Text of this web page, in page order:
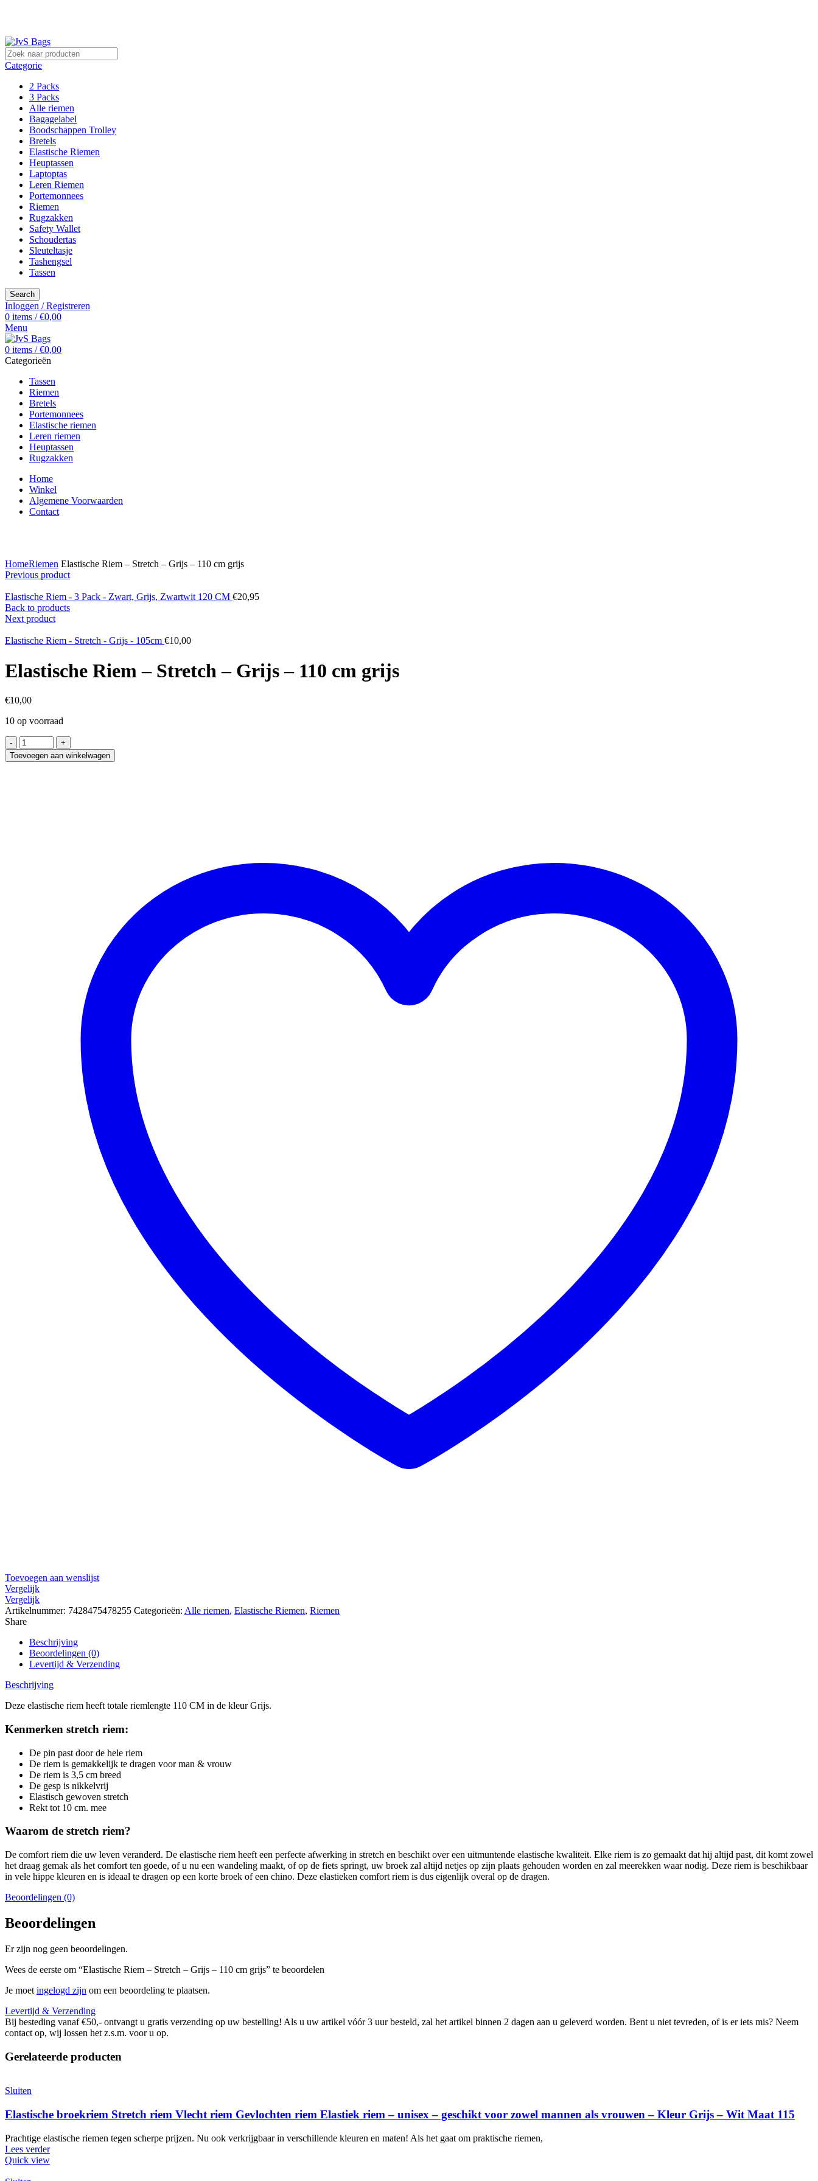
Categorie
2 Packs
3 Packs
Alle riemen
Bagagelabel
Boodschappen Trolley
Bretels
Elastische Riemen
Heuptassen
Laptoptas
Leren Riemen
Portemonnees
Riemen
Rugzakken
Safety Wallet
Schoudertas
Sleuteltasje
Tashengsel
Tassen
Search
Inloggen / Registreren
0 items / €0,00
Menu
0 items / €0,00
Categorieën
Tassen
Riemen
Bretels
Portemonnees
Elastische riemen
Leren riemen
Heuptassen
Rugzakken
Home
Winkel
Algemene Voorwaarden
Contact
HomeRiemen Elastische Riem – Stretch – Grijs – 110 cm grijs
Previous product
Elastische Riem - 3 Pack - Zwart, Grijs, Zwartwit 120 CM €20,95
Back to products
Next product
Elastische Riem - Stretch - Grijs - 105cm €10,00
Elastische Riem – Stretch – Grijs – 110 cm grijs
€10,00
10 op voorraad
Elastische
Riem
-
Toevoegen aan winkelwagen
Toevoegen aan wenslijst
Vergelijk
Vergelijk
Artikelnummer: 7428475478255 Categorieën: Alle riemen, Elastische Riemen, Riemen
Share
Beschrijving
Beoordelingen (0)
Levertijd & Verzending
Beschrijving
Deze elastische riem heeft totale riemlengte 110 CM in de kleur Grijs.
Kenmerken stretch riem:
De pin past door de hele riem
De riem is gemakkelijk te dragen voor man & vrouw
De riem is 3,5 cm breed
De gesp is nikkelvrij
Elastisch gewoven stretch
Rekt tot 10 cm. mee
Waarom de stretch riem?
De comfort riem die uw leven veranderd. De elastische riem heeft een perfecte afwerking in stretch en beschikt over een uitmuntende elastische kwaliteit. Elke riem is zo gemaakt dat hij altijd past, dit komt zowel
het draag gemak als het comfort ten goede, of u nu een wandeling maakt, of op de fiets springt, uw broek zal altijd netjes op zijn plaats gehouden worden en zal meerekken waar nodig. Deze riem is beschikbaar
in vele hippe kleuren en is ideaal te dragen op een korte broek of een chino. Deze elastieken comfort riem is dus eigenlijk overal op de dragen.
Beoordelingen (0)
Beoordelingen
Er zijn nog geen beoordelingen.
Wees de eerste om “Elastische Riem – Stretch – Grijs – 110 cm grijs” te beoordelen
Je moet ingelogd zijn om een beoordeling te plaatsen.
Levertijd & Verzending
Bij besteding vanaf €50,- ontvangt u gratis verzending op uw bestelling! Als u uw artikel vóór 3 uur besteld, zal het artikel binnen 2 dagen aan u geleverd worden. Bent u niet tevreden, of is er iets mis? Neem
contact op, wij lossen het z.s.m. voor u op.
Gerelateerde producten
Sluiten
Elastische broekriem Stretch riem Vlecht riem Gevlochten riem Elastiek riem – unisex – geschikt voor zowel mannen als vrouwen – Kleur Grijs – Wit Maat 115
Prachtige elastische riemen tegen scherpe prijzen. Nu ook verkrijgbaar in verschillende kleuren en maten! Als het gaat om praktische riemen,
Lees verder
Quick view